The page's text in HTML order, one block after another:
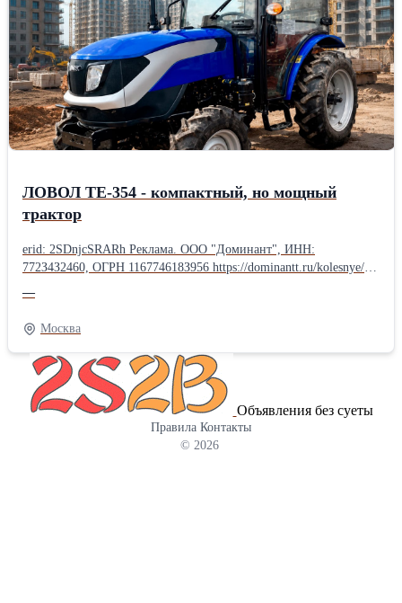
ЛОВОЛ TE-354 - компактный, но мощный
трактор
erid: 2SDnjcSRARh Реклама. ООО "Доминант", ИНН:
772З4З2460, ОГРН 116774618З956 https://dominantt.ru/kolesnye/?
мощный трактор! Нужна надёжная и универсальная техника для
фермы, хозяйства или коммунальных работ? ЛОВОЛ TE-354 -
отличный выбор! Компактные размеры + полный привод 4×4
позволяют работать на небольших участках, в садах, теплицах и
на сложном грунте. Основные преимущества: ✔ Полный привод
4×4 ✔ Экономичный дизельный двигатель ✔ Гидроусилитель
руля ✔ Двухскоростной ВОМ (540/1000) ✔ Трёхточечная навеска
✔ Регулируемая колея Легко агрегатируется с плугом, фрезой,
косилкой, прицепом, фронтальным погрузчиком и другим
—
Москва
Объявления без суеты
Правила Контакты
© 2026